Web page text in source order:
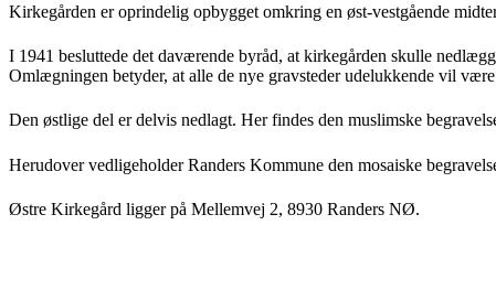
Kirkegården er oprindelig opbygget omkring en øst-vestgående
I 1941 besluttede det daværende byråd, at kirkegården skulle
Omlægningen betyder, at alle de nye gravsteder udelukkende vil
Den østlige del er delvis nedlagt. Her findes den muslimske
Herudover vedligeholder Randers Kommune den mosaiske
Østre Kirkegård ligger på Mellemvej 2, 8930 Randers NØ.